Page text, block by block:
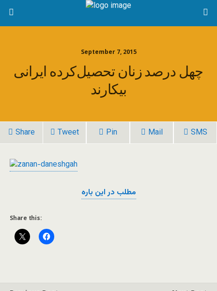
September 7, 2015
چهل درصد زنان تحصیل‌کرده ایرانی
بیکارند
Share Tweet Pin Mail SMS
مطلب در این باره
Share this: